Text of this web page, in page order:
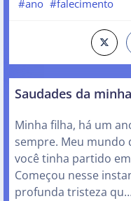
#ano #falecimento
Saudades da
Minha filha, há um
sempre. Meu mundo
você tinha partido
Começou nesse
profunda tristeza